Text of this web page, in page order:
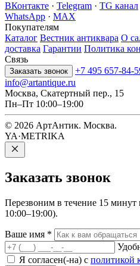
ВКонтакте · Telegram · TG канал
WhatsApp · MAX
Покупателям
Каталог Вестник антиквара О
доставка Гарантии Политика
Связь
Заказать звонок +7 495 657-84-
info@artantique.ru
Москва, Скатертный пер., 15
Пн–Пт 10:00–19:00
© 2026 АртАнтик. Москва.
YA·METRIKA
Заказать звонок
Перезвоним в течение 15
10:00–19:00).
Ваше имя *
Я согласен(-на) с политикой